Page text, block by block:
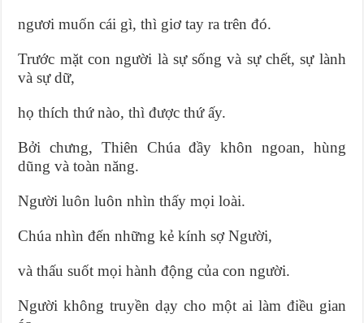
ngươi muốn cái gì, thì giơ tay ra trên đó.
Trước mặt con người là sự sống và sự chết, sự lành
và sự dữ,
họ thích thứ nào, thì được thứ ấy.
Bởi chưng, Thiên Chúa đầy khôn ngoan, hùng
dũng và toàn năng.
Người luôn luôn nhìn thấy mọi loài.
Chúa nhìn đến những kẻ kính sợ Người,
và thấu suốt mọi hành động của con người.
Người không truyền dạy cho một ai làm điều gian